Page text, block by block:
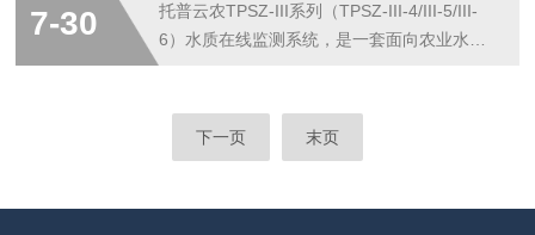
前端质控环节——后续所有理化分析的不确定
度上限...
SPAC（土壤—植物—大气连续体）中根系层
水分运移时间断层的小流域真值系统。1.系统
座，对耕层至根系活跃层做垂直剖面时序采
7-30
托普云农TPSZ-III系列（TPSZ-III-4/III-5/III-
6）水质在线监测系统，是一套面向农业水环
体化物联网装备，定位为替代实验室抽检时间
物理—化学耦合平衡为底座，对表层水体关键
下一页 末页